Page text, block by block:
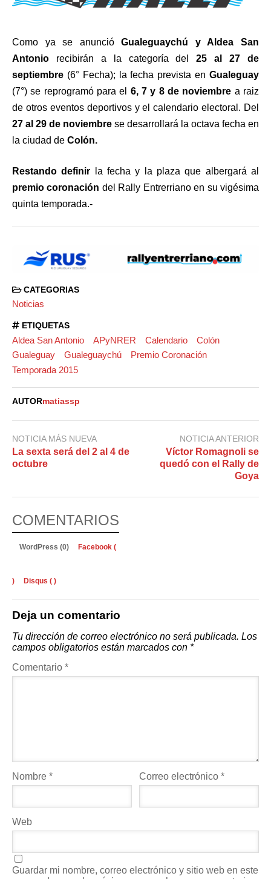
Como ya se anuncióGualeguaychú y Aldea San
Antonio recibirán a la categoría del25 al 27 de
septiembre (6° Fecha); la fecha prevista en Gualeguay
(7°) se reprogramó para el 6, 7 y 8 de noviembre a raiz
de otros eventos deportivos y el calendario electoral. Del
27 al 29 de noviembre se desarrollará la octava fecha en
la ciudad de Colón.
Restando definir la fecha y la plaza que albergará al
premio coronación del Rally Entrerriano en su vigésima
quinta temporada.-
CATEGORIAS
Noticias
ETIQUETAS
Aldea San Antonio APyNRER Calendario
Colón
Gualeguay
Gualeguaychú
Premio Coronación
Temporada 2015
AUTORmatiassp
NOTICIA MÁS NUEVA
La sexta será del 2 al 4 de
octubre
NOTICIA ANTERIOR
Víctor Romagnoli se
quedó con el Rally de
Goya
COMENTARIOS
WordPress (0) Facebook (
) Disqus ( )
Deja un comentario
Tu dirección de correo electrónico no será publicada. Los
campos obligatorios están marcados con *
Comentario *
Nombre * Correo electrónico*
Web
Guardar mi nombre, correo electrónico y sitio web en este